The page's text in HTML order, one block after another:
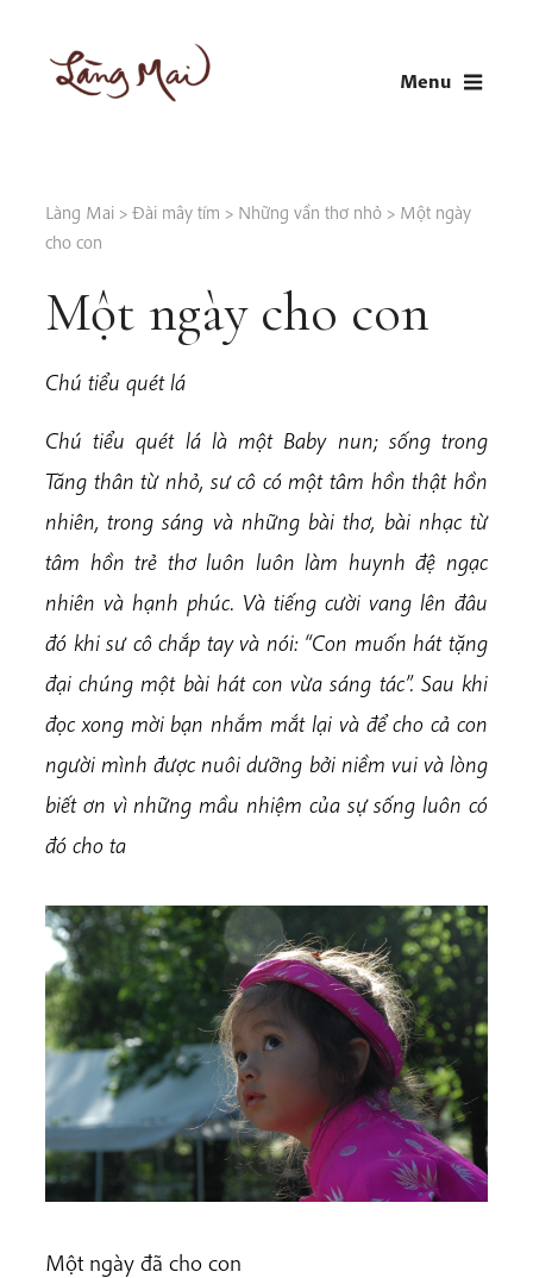
content
Menu
Làng Mai > Đài mây tím > Những vần thơ nhỏ > Một ngày
cho con
Một ngày cho con
Chú tiểu quét lá
Chú tiểu quét lá là một Baby nun; sống trong
Tăng thân từ nhỏ, sư cô có một tâm hồn thật hồn
nhiên, trong sáng và những bài thơ, bài nhạc từ
tâm hồn trẻ thơ luôn luôn làm huynh đệ ngạc
nhiên và hạnh phúc. Và tiếng cười vang lên đâu
đó khi sư cô chắp tay và nói: “Con muốn hát tặng
đại chúng một bài hát con vừa sáng tác”. Sau khi
đọc xong mời bạn nhắm mắt lại và để cho cả con
người mình được nuôi dưỡng bởi niềm vui và lòng
biết ơn vì những mầu nhiệm của sự sống luôn có
đó cho ta
Một ngày đã cho con